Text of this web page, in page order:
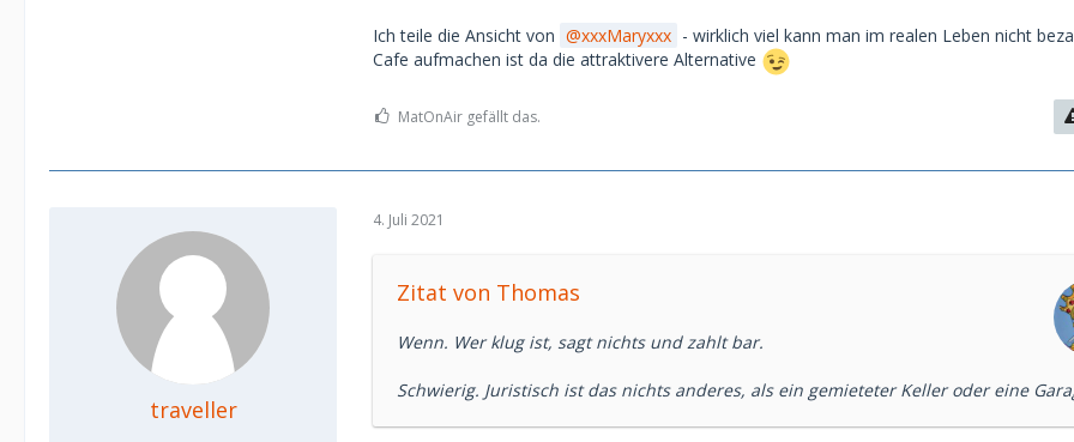
Ich teile die Ansicht von xxxMaryxxx - wirklich viel kann man im realen Leben nicht
Cafe aufmachen ist da die attraktivere Alternative
MatOnAir gefällt das.
traveller
4. Juli 2021
Zitat von Thomas
Wenn. Wer klug ist, sagt nichts und zahlt bar.
Schwierig. Juristisch ist das nichts anderes, als ein gemieteter Keller oder eine